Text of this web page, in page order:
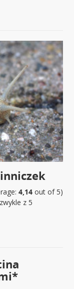
4,14out of 5)
z 5